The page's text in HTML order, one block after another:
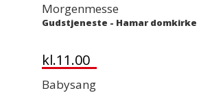
Morgenmesse
Gudstjeneste - Hamar domkirke
kl.11.00
Babysang